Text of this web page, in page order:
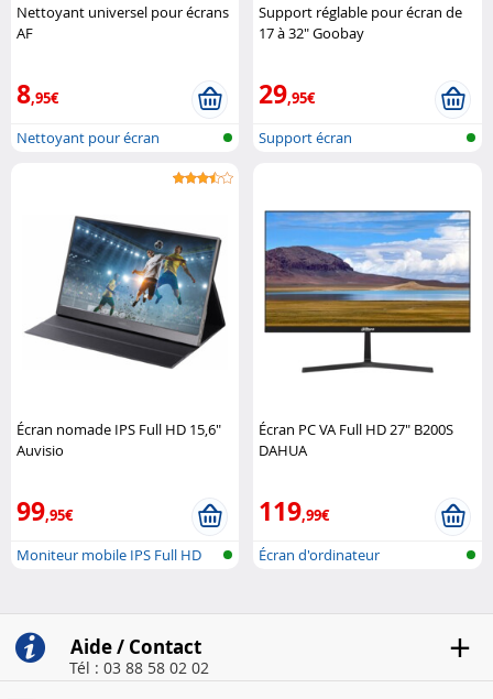
Nettoyant universel pour écrans
AF
8,95€
Nettoyant pour écran
Support réglable pour écran de
17 à 32" Goobay
29,95€
Support écran
Écran nomade IPS Full HD 15,6"
Auvisio
99,95€
Moniteur mobile IPS Full HD
Écran PC VA Full HD 27" B200S
DAHUA
119,99€
Écran d'ordinateur
Aide / Contact
Tél : 03 88 58 02 02